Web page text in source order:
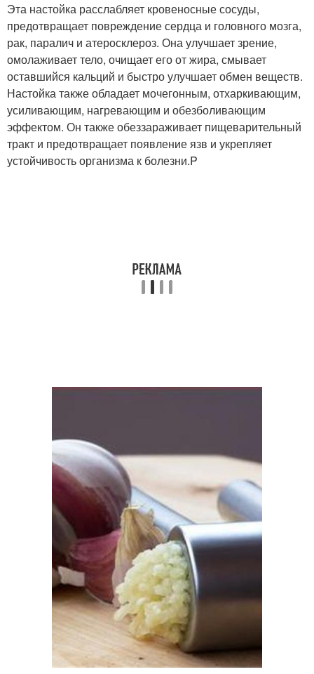
Эта настойка расслабляет кровеносные сосуды,
предотвращает повреждение сердца и головного мозга,
рак, паралич и атеросклероз. Она улучшает зрение,
омолаживает тело, очищает его от жира, смывает
оставшийся кальций и быстро улучшает обмен веществ.
Настойка также обладает мочегонным, отхаркивающим,
усиливающим, нагревающим и обезболивающим
эффектом. Он также обеззараживает пищеварительный
тракт и предотвращает появление язв и укрепляет
устойчивость организма к болезни.P